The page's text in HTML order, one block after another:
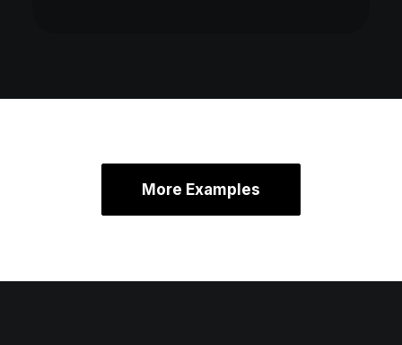
More Examples